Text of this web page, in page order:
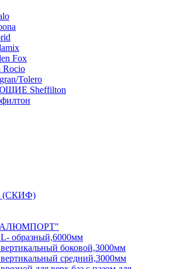
Fox
Rocio
Tolero
Sheffilton
(СКИФ)
образный,6000мм
боковой,3000мм
средний,3000мм